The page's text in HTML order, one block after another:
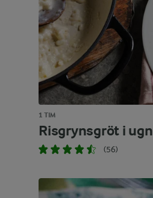
1 TIM
Risgrynsgröt i ugn
(56)